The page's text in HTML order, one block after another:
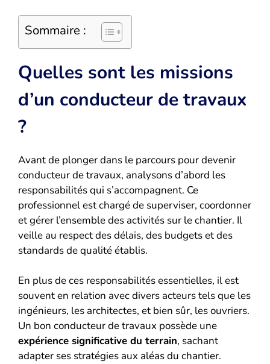
Sommaire :
Quelles sont les missions
d’un conducteur de travaux
?
Avant de plonger dans le parcours pour devenir
conducteur de travaux, analysons d’abord les
responsabilités qui s’accompagnent. Ce
professionnel est chargé de superviser, coordonner
et gérer l’ensemble des activités sur le chantier. Il
veille au respect des délais, des budgets et des
standards de qualité établis.
En plus de ces responsabilités essentielles, il est
souvent en relation avec divers acteurs tels que les
ingénieurs, les architectes, et bien sûr, les ouvriers.
Un bon conducteur de travaux possède une
expérience significative du terrain, sachant
adapter ses stratégies aux aléas du chantier.